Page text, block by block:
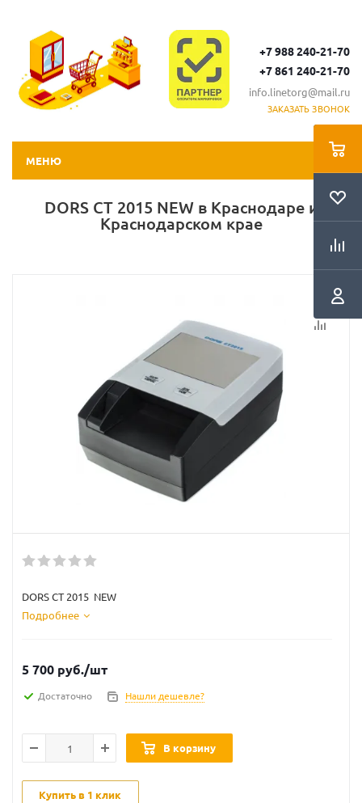
+7 988 240-21-70
+7 861 240-21-70
info.linetorg@mail.ru
ЗАКАЗАТЬ ЗВОНОК
МЕНЮ
DORS CT 2015 NEW в Краснодаре и
Краснодарском крае
DORS CT 2015 NEW
Подробнее
5 700 руб./шт
Достаточно Нашли дешевле?
В корзину
Купить в 1 клик